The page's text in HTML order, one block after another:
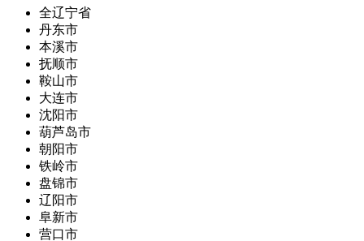
全辽宁省
丹东市
本溪市
抚顺市
鞍山市
大连市
沈阳市
葫芦岛市
朝阳市
铁岭市
盘锦市
辽阳市
阜新市
营口市